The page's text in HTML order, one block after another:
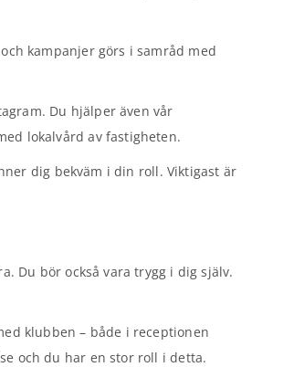
kampanjer görs i samråd med
Du hjälper även vår
lokalvård av fastigheten.
dig bekväm i din roll. Viktigast är
Du bör också vara trygg i dig själv.
klubben – både i receptionen
och du har en stor roll i detta.